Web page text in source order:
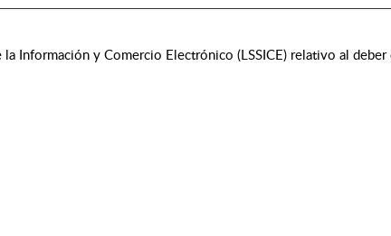
y Comercio Electrónico (LSSICE) relativo al deber